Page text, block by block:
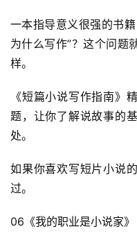
运
营
百
创
业
源
会
一本指导意义很强的书
为什么写作”？这个问题
样。
《短篇小说写作指南》
题，让你了解说故事的
处。
如果你喜欢写短片小说
过。
06《我的职业是小说家》